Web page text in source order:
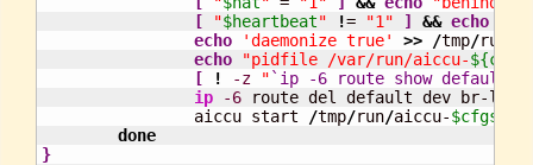
[
"$heartbeat" != "1" ] && echo
echo
'daemonize true' >> /tmp/run
echo
"pidfile /var/run/aiccu-
[
! -z " `ip -6 route show default
ip
-6 route del default dev br-lan
		aiccu start
/tmp/run/aiccu-
done
}